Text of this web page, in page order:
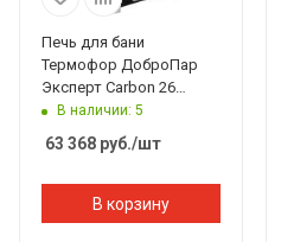
Печь для бани
Термофор ДоброПар
Эксперт Carbon 26
Плазма закр.каменка
В наличии: 5
63 368 руб./шт
В корзину